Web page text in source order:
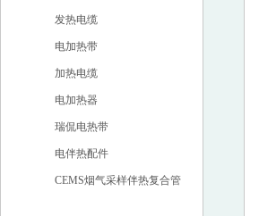
发热电缆
电加热带
加热电缆
电加热器
瑞侃电热带
电伴热配件
CEMS烟气采样伴热复合管